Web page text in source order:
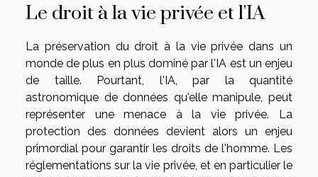
Le droit à la vie privée et l'IA
La préservation du droit à la vie privée dans un
monde de plus en plus dominé par l'IA est un enjeu
de taille. Pourtant, l'IA, par la quantité
astronomique de données qu'elle manipule, peut
représenter une menace à la vie privée. La
protection des données devient alors un enjeu
primordial pour garantir les droits de l'homme. Les
réglementations sur la vie privée, et en particulier le